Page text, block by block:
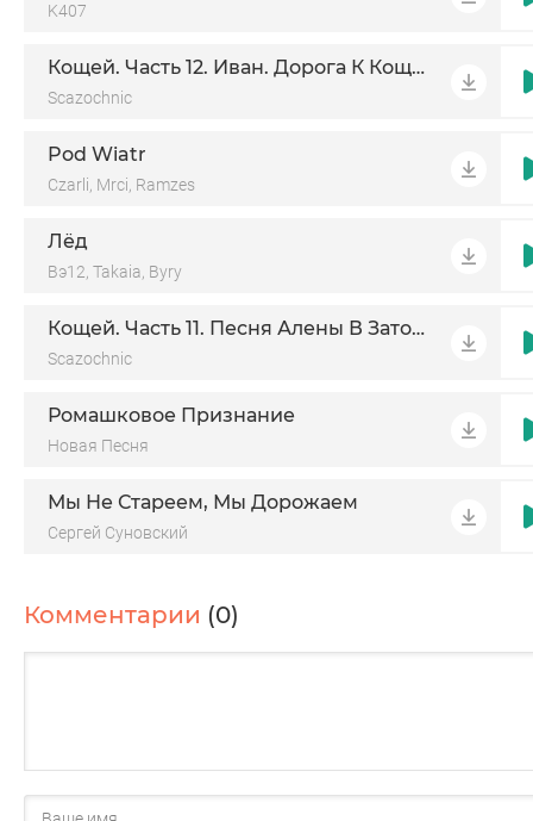
K407
Кощей. Часть 12. Иван. Дорога К Кощею
Scazochnic
Pod Wiatr
Czarli, Mrci, Ramzes
Лёд
Вэ12, Takaia, Byry
Кощей. Часть 11. Песня Алены В Заточении
Scazochnic
Ромашковое Признание
Новая Песня
Мы Не Стареем, Мы Дорожаем
Сергей Суновский
Комментарии (0)